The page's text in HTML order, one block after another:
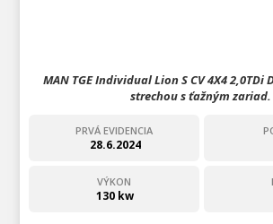
MAN TGE Individual Lion S CV 4X4 2,0TDi
strechou s ťažným zariad.
PRVÁ EVIDENCIA
28.6.2024
VÝKON
130 kw